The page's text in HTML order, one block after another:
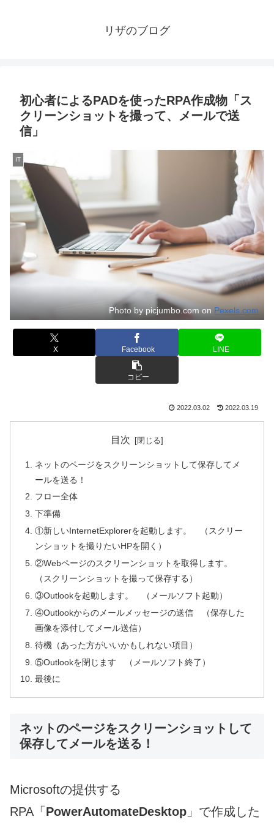
リザのブログ
初心者によるPADを使ったRPA作成物「ス
クリーンショットを撮って、メールで送
信」
IT
Photo by picjumbo.com on Pexels.com
X Facebook LINE
コピー
2022.03.02 2022.03.19
目次
ネットのページをスクリーンショットして保存してメ
ールを送る！
フロー全体
下準備
①新しいInternetExplorerを起動します。 （スクリー
ンショットを撮りたいHPを開く）
②Webページのスクリーンショットを取得します。
（スクリーンショットを撮って保存する）
③Outlookを起動します。 （メールソフト起動）
④Outlookからのメールメッセージの送信 （保存した
画像を添付してメール送信）
待機（あった方がいいかもしれない項目）
⑤Outlookを閉じます （メールソフト終了）
最後に
ネットのページをスクリーンショットして
保存してメールを送る！
Microsoftの提供する
RPA「 PowerAutomateDesktop 」で作成した